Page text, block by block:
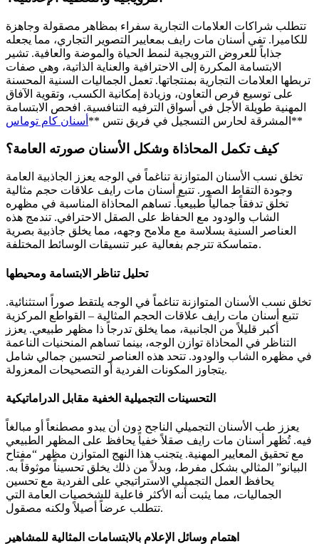
تتطلب شراكات العلامات التجارية سفراء بمظاهر مصقولة وجاهزة
للكاميرا. تفي أسنان مات رايف بمعايير التصوير التجاري، مما يجعله
جذاباً للعروض الترويجية لنمط الحياة والموضة والعافية. تشير
الابتسامة المكررة إلى الاحترافية والعناية الذاتية، وهي صفات
تربطها العلامات التجارية بمنتجاتها. تعمل الجماليات السنية المحسنة
على توسيع فرص التعاون، وزيادة إمكانية الكسب، وتقوية الآفاق
المهنية طويلة الأجل في أسواق الترفيه التنافسية. افحص الابتسامة
المشرقة لحارس التسجيل في فريق نتس ** أسنان كام توماس **
كيف تكمل المحاذاة وشكل الأسنان صورته العامة؟
تخلق نسب الأسنان المتوازنة تناغماً في الوجه يعزز الجاذبية العامة
وجودة التقاط الصور. تتبع أسنان مات رايف علاقات حجم مثالية
تخلق تدفقاً جمالياً طبيعياً. تساهم المحاذاة المناسبة في مظهره
الشاب والودود مع الحفاظ على الصقل الاحترافي. تندمج هذه
العناصر السنية بسلاسة مع ملامح وجهه، مما يخلق جاذبية بصرية
متماسكة تترجم بفعالية عبر تنسيقات الوسائط المختلفة.
تحليل تناظر الابتسامة ومحيطها
تخلق نسب الأسنان المتوازنة تناغماً في الوجه يلتقط صوراً استثنائية.
تتبع أسنان مات رايف علاقات الحجم المثالية – القواطع المركزية
أكبر قليلاً من الجانبية، مما يخلق تدرجاً ذا مظهر طبيعي. يعزز
التناظر في المحاذاة توازن الوجه، بينما تساهم المنحنيات الناعمة
في مظهره الشاب والودود. تتحد هذه العناصر لتحسين جمالي شامل
يتجاوز المكونات الفردية أو التصحيحات المعزولة.
التحسينات التجميلية الخفية مقابل الدراماتيكية
يعزز طب الأسنان التجميلي الناجح دون أن يبدو مصطنعاً أو مبالغاً
فيه. تُظهر أسنان مات رايف صقلاً خفياً يحافظ على المظهر الطبيعي
مع تحقيق المعايير المهنية. يتجنب هذا النهج المتوازن مظهر “مفتاح
البيانو” المثالي بشكل مفرط، وبدلاً من ذلك يخلق تحسيناً موثوقاً به.
يحافظ العمل التجميلي الاستراتيجي على الفردية مع تحسين
الجماليات، مما يثبت أنه الأكثر فاعلية للشخصيات العامة التي
تتطلب عرضاً أصيلاً ولكنه مصقول.
اهتمام وسائل الإعلام بالابتسامات المثالية للمشاهير